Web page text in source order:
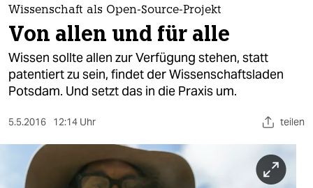
themen
politik
öko
sport
Wissenschaft als Open-Source-Projekt
Von allen und für alle
Wissen sollte allen zur Verfügung stehen, statt
patentiert zu sein, findet der Wissenschaftsladen
Potsdam. Und setzt das in die Praxis um.
5.5.2016 12:14 Uhr teilen